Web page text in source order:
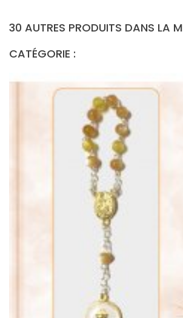
30 AUTRES PRODUITS DANS LA
CATÉGORIE :